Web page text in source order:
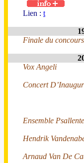
Lien : t
Finale du
Vox Angeli
Concert
Ensemble
Hendrik
Arnaud Van De